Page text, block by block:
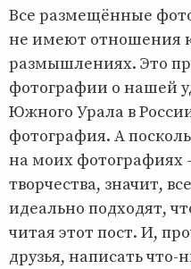
Все размещённые
не имеют отношения
размышлениях. Это
фотографии о нашей
Южного Урала в
фотография. А
на моих фотографиях
творчества, значит,
идеально подходят,
читая этот пост. И,
друзья, написать